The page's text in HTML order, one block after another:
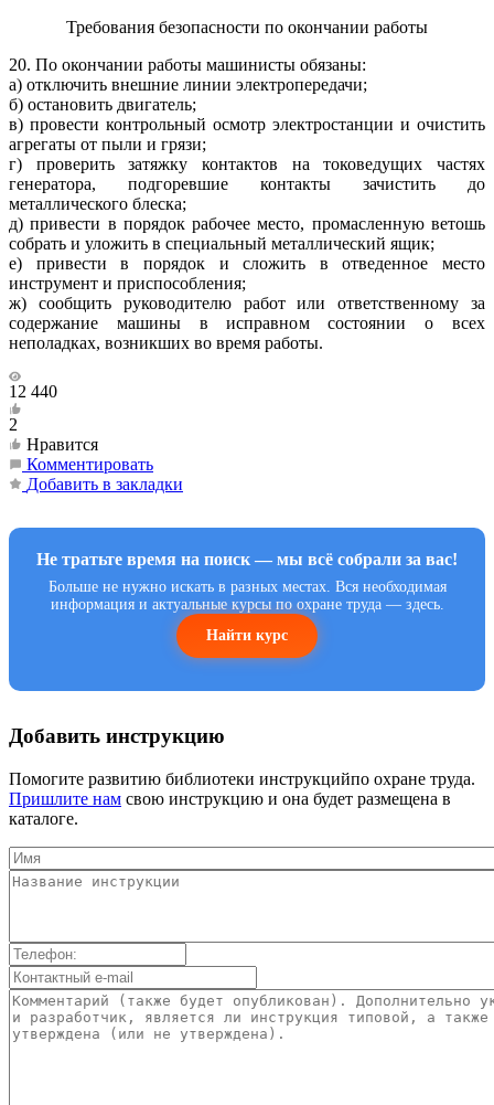
Требования безопасности по окончании работы
20. По окончании работы машинисты обязаны:
а) отключить внешние линии электропередачи;
б) остановить двигатель;
в) провести контрольный осмотр электростанции и очистить
агрегаты от пыли и грязи;
г) проверить затяжку контактов на токоведущих частях
генератора, подгоревшие контакты зачистить до
металлического блеска;
д) привести в порядок рабочее место, промасленную ветошь
собрать и уложить в специальный металлический ящик;
е) привести в порядок и сложить в отведенное место
инструмент и приспособления;
ж) сообщить руководителю работ или ответственному за
содержание машины в исправном состоянии о всех
неполадках, возникших во время работы.
12 440
2
Нравится
Комментировать
Добавить в закладки
Не тратьте время на поиск — мы всё собрали за вас!
Больше не нужно искать в разных местах. Вся необходимая
информация и актуальные курсы по охране труда — здесь.
Найти курс
Добавить инструкцию
Помогите развитию библиотеки инструкцийпо охране труда.
Пришлите нам свою инструкцию и она будет размещена в
каталоге.